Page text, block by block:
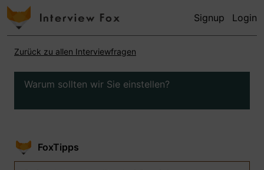
Signup Login
Zurück zu allen Interviewfragen
Warum sollten wir Sie einstellen?
FoxTipps